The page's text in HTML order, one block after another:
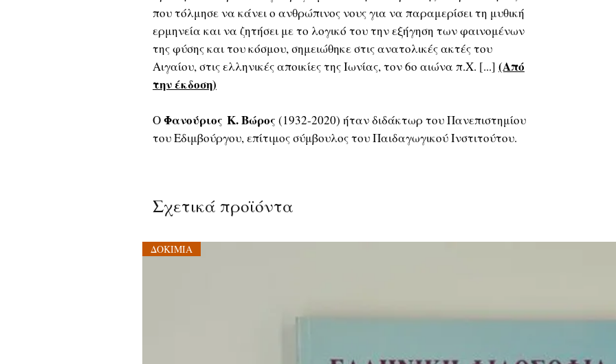
που τόλμησε να κάνει ο ανθρώπινος νους για να παραμερίσει τη μυθική
ερμηνεία και να ζητήσει με το λογικό του την εξήγηση των φαινομένων
της φύσης και του κόσμου, σημειώθηκε στις ανατολικές ακτές του
Αιγαίου, στις ελληνικές αποικίες της Ιωνίας, τον 6ο αιώνα π.Χ. [...] (Από
την έκδοση)
ΟΦανούριος Κ. Βώρος (1932-2020) ήταν διδάκτωρ του Πανεπιστημίου
του Εδιμβούργου, επίτιμος σύμβουλος του Παιδαγωγικού Ινστιτούτου.
Σχετικά προϊόντα
ΔΟΚΙΜΙΑ